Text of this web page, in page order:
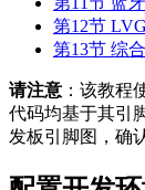
第12节
第13节 综
请注意 ：该教程
代码均基于其引
发板引脚图，确